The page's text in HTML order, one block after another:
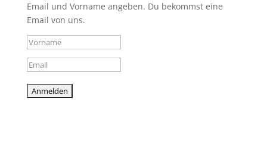
Email und Vorname angeben. Du bekommst eine
Email von uns.